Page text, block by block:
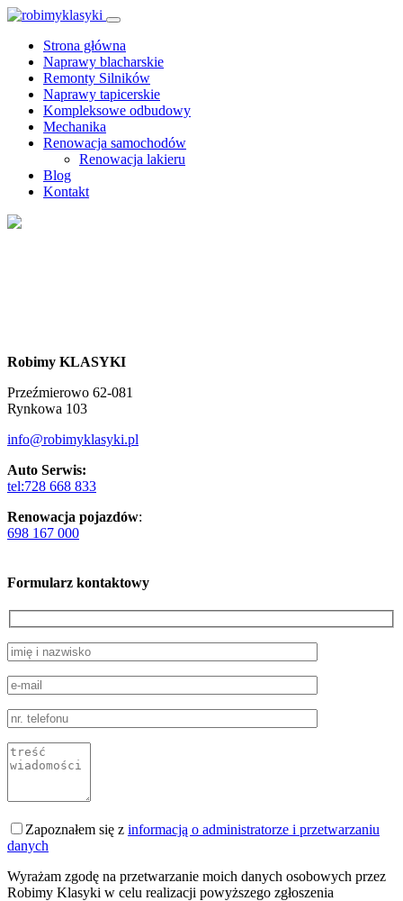
Strona główna
Naprawy blacharskie
Remonty Silników
Naprawy tapicerskie
Kompleksowe odbudowy
Mechanika
Renowacja samochodów
Renowacja lakieru
Blog
Kontakt
Robimy KLASYKI
Przeźmierowo 62-081
Rynkowa 103
info@robimyklasyki.pl
Auto Serwis:
tel:728 668 833
Renowacja pojazdów:
698 167 000
Formularz kontaktowy
Zapoznałem się z informacją o administratorze i przetwarzaniu
danych
Wyrażam zgodę na przetwarzanie moich danych osobowych przez
Robimy Klasyki w celu realizacji powyższego zgłoszenia